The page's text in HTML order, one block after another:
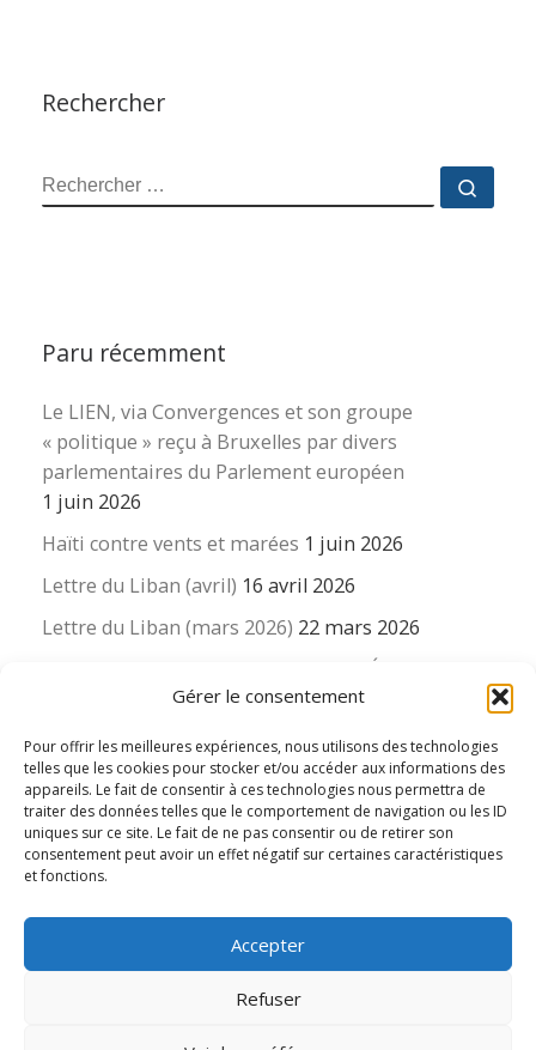
Gérer le consentement
Pour offrir les meilleures expériences, nous utilisons des technologies
telles que les cookies pour stocker et/ou accéder aux informations des
appareils. Le fait de consentir à ces technologies nous permettra de
traiter des données telles que le comportement de navigation ou les ID
uniques sur ce site. Le fait de ne pas consentir ou de retirer son
consentement peut avoir un effet négatif sur certaines caractéristiques
et fonctions.
Accepter
Refuser
Rechercher
RECHERCHER
Paru récemment
Le LIEN, via Convergences et son groupe
« politique » reçu à Bruxelles par divers
parlementaires du Parlement européen
1 juin 2026
Haïti contre vents et marées 1 juin 2026
Lettre du Liban (avril) 16 avril 2026
Lettre du Liban (mars 2026) 22 mars 2026
La revue « Educateur » décapitée ? L’Éducation
nouvelle et ses liens avec la revue du Syndicat
16 mars 2026
© 2026
– Tous
droits réservés